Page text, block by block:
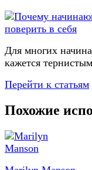
Для многих
кажется
Перейти к статьям
Похожие